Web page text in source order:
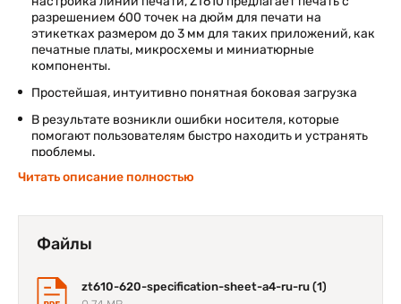
разрешением 600 точек на дюйм для печати на
этикетках размером до 3 мм для таких приложений, как
печатные платы, микросхемы и миниатюрные
компоненты.
Простейшая, интуитивно понятная боковая загрузка
В результате возникли ошибки носителя, которые
помогают пользователям быстро находить и устранять
проблемы.
Инновационные приложения, утилиты и средства
управлению и упрощенной интеграции.
Читать описание полностью
Файлы
zt610-620-specification-sheet-a4-ru-ru (1)